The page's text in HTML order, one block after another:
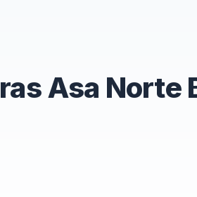
Asa Norte